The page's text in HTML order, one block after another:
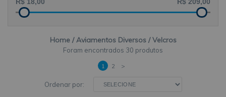
Home Aviamentos Diversos Velcros
30 produtos
Ordenar por:
1 2 >